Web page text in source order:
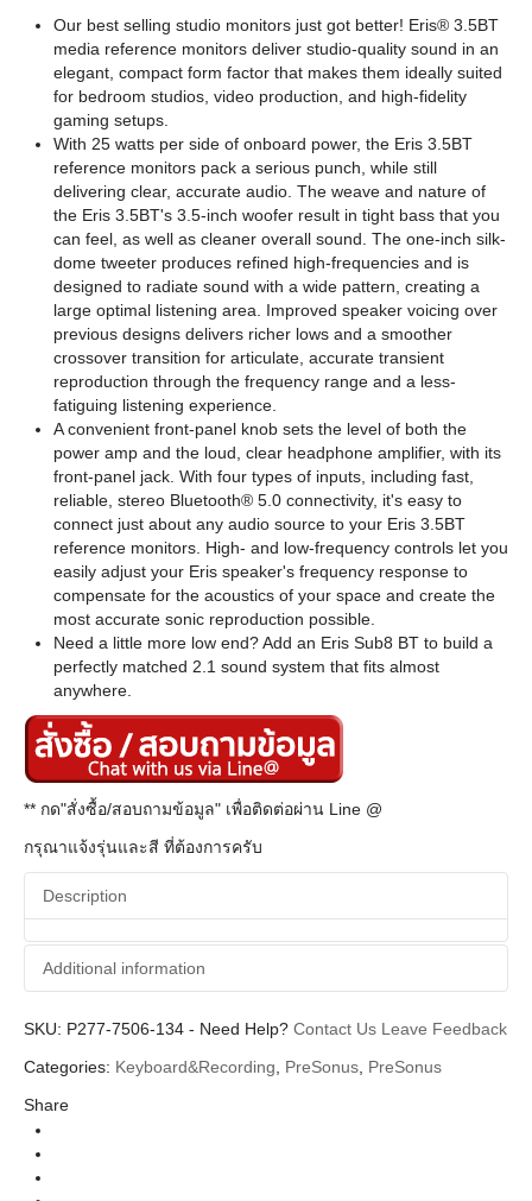
Our best selling studio monitors just got better! Eris® 3.5BT
media reference monitors deliver studio-quality sound in an
elegant, compact form factor that makes them ideally suited
for bedroom studios, video production, and high-fidelity
gaming setups.
With 25 watts per side of onboard power, the Eris 3.5BT
reference monitors pack a serious punch, while still
delivering clear, accurate audio. The weave and nature of
the Eris 3.5BT's 3.5-inch woofer result in tight bass that you
can feel, as well as cleaner overall sound. The one-inch silk-
dome tweeter produces refined high-frequencies and is
designed to radiate sound with a wide pattern, creating a
large optimal listening area. Improved speaker voicing over
previous designs delivers richer lows and a smoother
crossover transition for articulate, accurate transient
reproduction through the frequency range and a less-
fatiguing listening experience.
A convenient front-panel knob sets the level of both the
power amp and the loud, clear headphone amplifier, with its
front-panel jack. With four types of inputs, including fast,
reliable, stereo Bluetooth® 5.0 connectivity, it's easy to
connect just about any audio source to your Eris 3.5BT
reference monitors. High- and low-frequency controls let you
easily adjust your Eris speaker's frequency response to
compensate for the acoustics of your space and create the
most accurate sonic reproduction possible.
Need a little more low end? Add an Eris Sub8 BT to build a
perfectly matched 2.1 sound system that fits almost
anywhere.
** กด"สั่งซื้อ/สอบถามข้อมูล" เพื่อติดต่อผ่าน Line @
กรุณาแจ้งรุ่นและสี ที่ต้องการครับ
Description
Additional information
Additional information
Brands PreSonus
SKU: P277-7506-134 - Need Help? Contact Us Leave Feedback
Categories: Keyboard&Recording PreSonus PreSonus
Share